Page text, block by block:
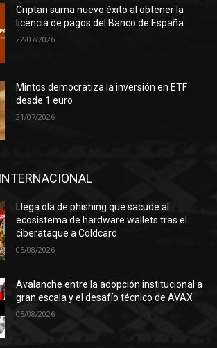
Criptan suma nuevo éxito al obtener la
licencia de pagos del Banco de España
22/07/2026
Mintos democratiza la inversión en ETF
desde 1 euro
21/07/2026
Llega ola de phishing que sacude al
ecosistema de hardware wallets tras el
ciberataque a Coldcard
05/08/2026
Avalanche entre la adopción institucional a
gran escala y el desafío técnico de AVAX
05/08/2026